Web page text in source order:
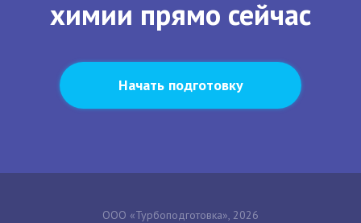
химии прямо сейчас
Начать подготовку
ООО «Турбоподготовка», 2026